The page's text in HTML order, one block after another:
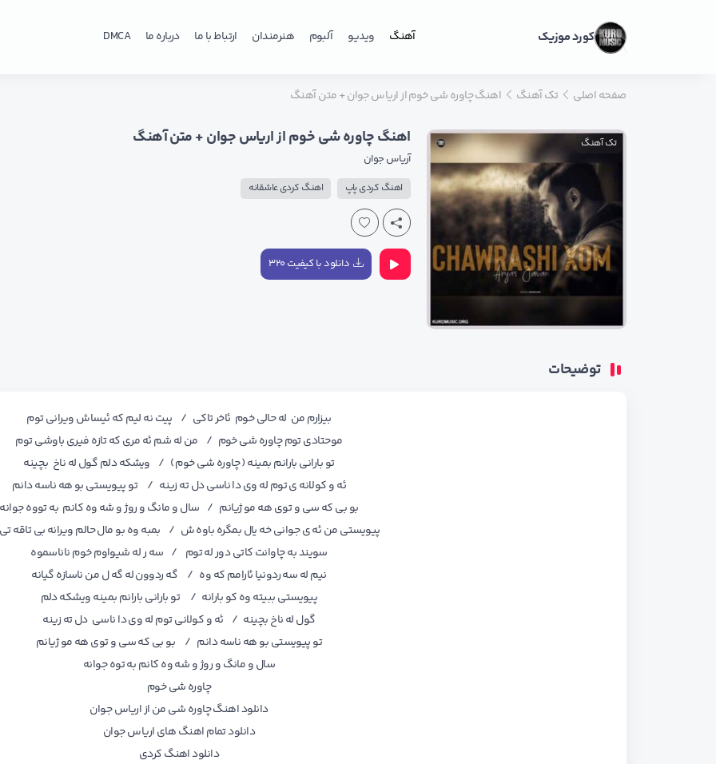
کورد موزیک آهنگ ویدیو آلبوم هنرمندان ارتباط با ما درباره ما DMCA
صفحه اصلی تک آهنگ اهنگ چاوره شی خوم از اریاس جوان + متن آهنگ
تک آهنگ اهنگ چاوره شی خوم از اریاس جوان + متن آهنگ
آریاس جوان
اهنگ کردی پاپ اهنگ کردی عاشقانه
دانلود با کیفیت ۳۲۰
توضیحات
بیزارم من له حالی خوم ئاخر تاکی / پیت نه لیم که ئیساش ویرانی توم
موحتادی توم چاوره شی خوم / من له شم ئه مری که تازه فیری باوشی توم
تو بارانی بارانم بمینه ( چاوره شی خوم ) / ویشکه دلم گول له ناخ بچینه
ئه و کولانه ی توم له وی دا ناسی دل ته زینه / تو پیویستی بو هه ناسه دانم
بو بی که سی و توی هه مو ژیانم / سال و مانگ و روژ و شه وه کانم به تووه جوانه
پیویستی من ئه ی جوانی خه یال بمگره باوه ش / بمبه وه بو مال حالم ویرانه بی تاقه
سویند به چاوانت کاتی دور له توم / سه ر له شیواوم خوم ناناسموه
نیم له سه ردونیا ئارامم که وه / گه ردوون له گه ل من ناسازه گیانه
پیویستی ببیته وه کو بارانه / تو بارانی بارانم بمینه ویشکه دلم
گول له ناخ بچینه / ئه و کولانی توم له وی دا ناسی دل ته زینه
تو پیویستی بو هه ناسه دانم / بو بی که سی و توی هه مو ژیانم
سال و مانگ و روژ و شه وه کانم به توه جوانه
چاوره شی خوم
دانلود اهنگ چاوره شی من از اریاس جوان
دانلود تمام اهنگ های اریاس جوان
دانلود اهنگ کردی